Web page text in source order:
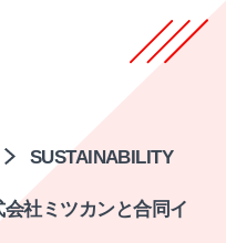
SUSTAINABILITY
社ミツカンと合同イ